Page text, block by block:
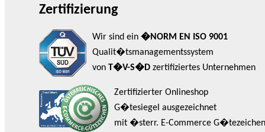
Zertifizierung
Wir sind ein�NORM EN ISO 9001
Qualit�tsmanagementssystem
vonT�V-S�D zertifiziertes Unternehmen
Zertifizierter Onlineshop
G�tesiegel ausgezeichnet
mit �sterr. E-Commerce G�tezeichen